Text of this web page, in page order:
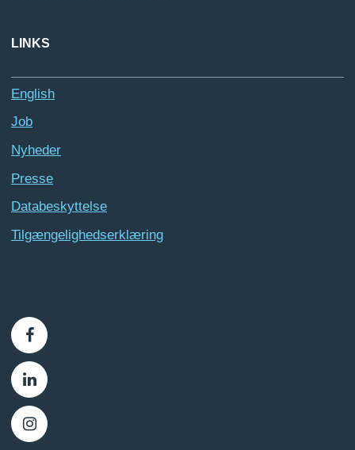
LINKS
English
Job
Nyheder
Presse
Databeskyttelse
Tilgængelighedserklæring